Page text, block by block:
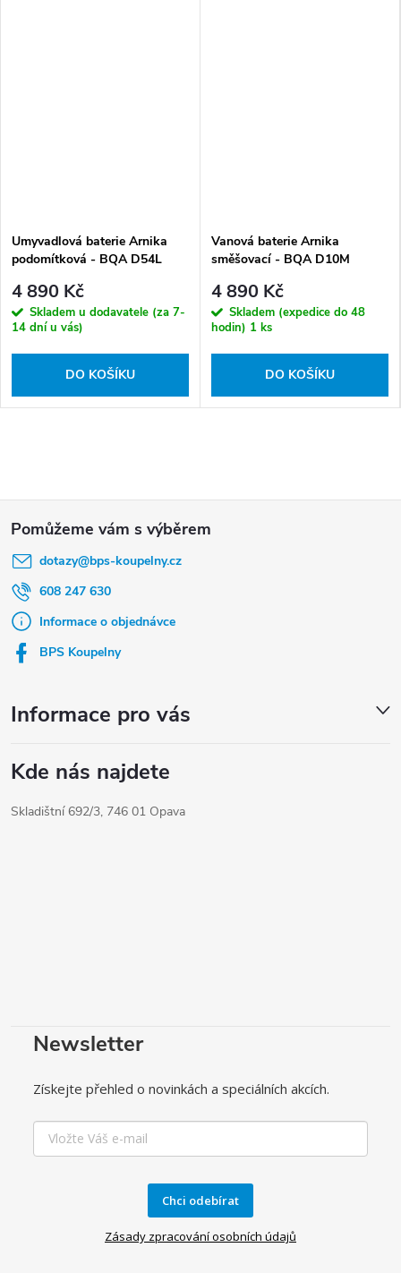
Umyvadlová baterie Arnika
podomítková - BQA D54L
4 890 Kč
Skladem u dodavatele (za 7-
14 dní u vás)
DO KOŠÍKU
Vanová baterie Arnika
směšovací - BQA D10M
4 890 Kč
Skladem (expedice do 48
hodin) 1 ks
DO KOŠÍKU
dotazy@bps-koupelny.cz
608 247 630
Informace o objednávce
BPS Koupelny
Informace pro vás
Kde nás najdete
Skladištní 692/3, 746 01 Opava
Newsletter
Získejte přehled o novinkách a speciálních akcích.
Chci odebírat
Zásady zpracování osobních údajů